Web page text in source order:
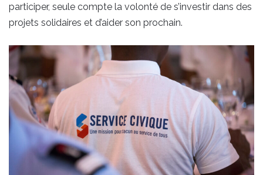
participer, seule compte la volonté de s’investir dans des
projets solidaires et d’aider son prochain.